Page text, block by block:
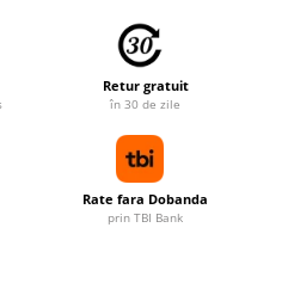
Retur gratuit
în 30 de zile
Rate fara Dobanda
prin TBI Bank